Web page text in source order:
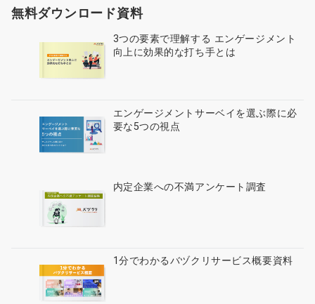
無料ダウンロード資料
3つの要素で理解する エンゲージメント
向上に効果的な打ち手とは
エンゲージメントサーベイを選ぶ際に必
要な5つの視点
内定企業への不満アンケート調査
1分でわかるバヅクリサービス概要資料